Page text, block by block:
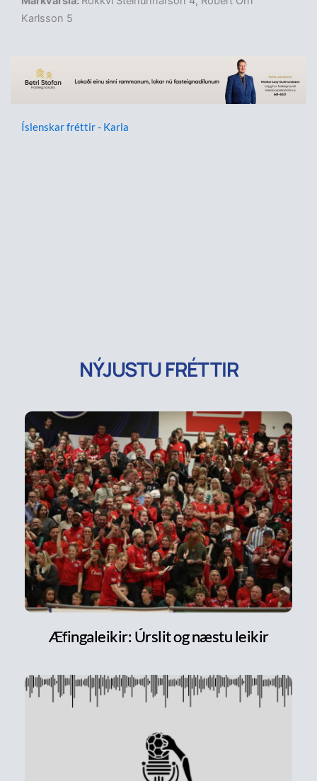
Karlsson 5
Íslenskar fréttir - Karla
NÝJUSTU FRÉTTIR
Æfingaleikir: Úrslit og næstu leikir